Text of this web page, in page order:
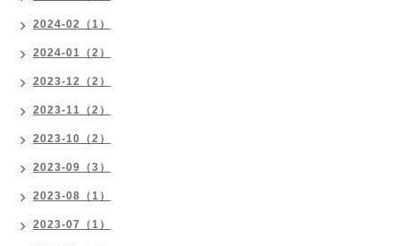
2024-02（1）
2024-01（2）
2023-12（2）
2023-11（2）
2023-10（2）
2023-09（3）
2023-08（1）
2023-07（1）